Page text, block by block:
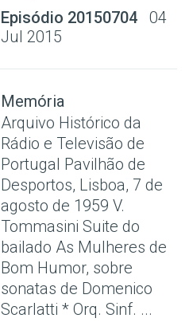
Episódio 20150704
04
Jul 2015
Memória
Arquivo Histórico da
Rádio e Televisão de
Portugal Pavilhão de
Desportos, Lisboa, 7 de
agosto de 1959 V.
Tommasini Suite do
bailado As Mulheres de
Bom Humor, sobre
sonatas de Domenico
Scarlatti * Orq. Sinf. ...